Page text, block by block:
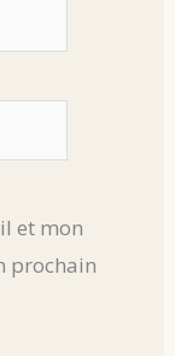
et mon
prochain